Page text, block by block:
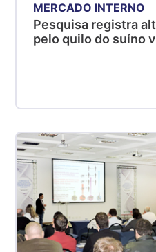
MERCADO INTERNO
Pesquisa registra
pelo quilo do suíno